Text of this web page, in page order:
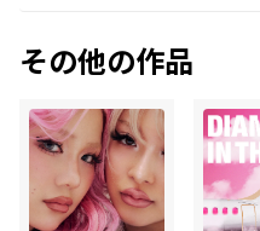
その他の作品